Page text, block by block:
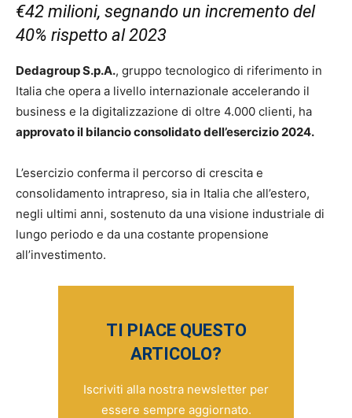
€42 milioni, segnando un incremento del
40% rispetto al 2023
Dedagroup S.p.A., gruppo tecnologico di riferimento in
Italia che opera a livello internazionale accelerando il
business e la digitalizzazione di oltre 4.000 clienti, ha
approvato il bilancio consolidato dell’esercizio 2024.
L’esercizio conferma il percorso di crescita e
consolidamento intrapreso, sia in Italia che all’estero,
negli ultimi anni, sostenuto da una visione industriale di
lungo periodo e da una costante propensione
all’investimento.
TI PIACE QUESTO
ARTICOLO?
Iscriviti alla nostra newsletter per
essere sempre aggiornato.